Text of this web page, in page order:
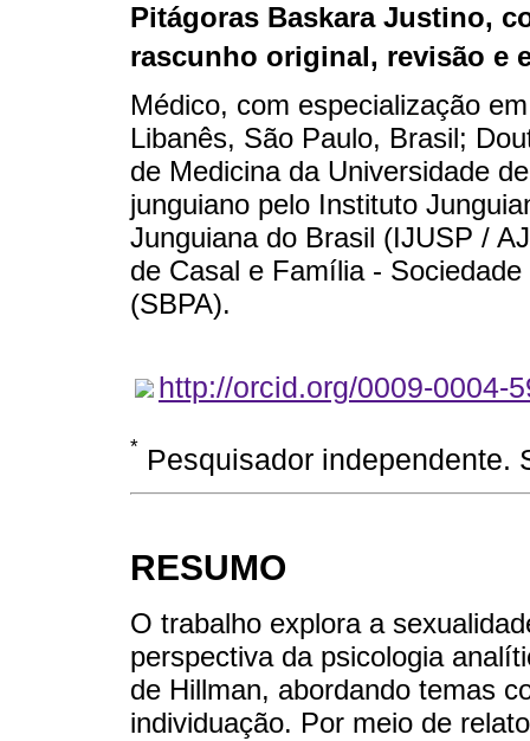
Pitágoras Baskara Justino,
rascunho original, revisão e
Médico, com especialização
Libanês, São Paulo, Brasil;
de Medicina da Universidade
junguiano pelo Instituto
Junguiana do Brasil (IJUSP /
de Casal e Família -
(SBPA).
http://orcid.org/0009-0004-
* Pesquisador independente.
RESUMO
O trabalho explora a
perspectiva da psicologia
de Hillman, abordando temas
individuação. Por meio de